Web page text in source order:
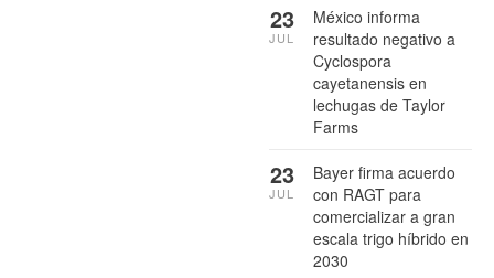
México informa
resultado negativo a
Cyclospora
cayetanensis en
lechugas de Taylor
Farms
23
JUL
Bayer firma acuerdo
con RAGT para
comercializar a gran
escala trigo híbrido en
2030
23
JUL